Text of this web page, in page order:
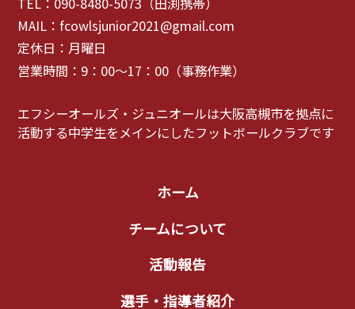
MAIL：fcowlsjunior2021@gmail.com
定休日：月曜日
営業時間：9：00～17：00（事務作業）
エフシーオールズ・ジュニオールは大阪高槻市を拠点に
活動する中学生をメインにしたフットボールクラブです
ホーム
チームについて
活動報告
選手・指導者紹介